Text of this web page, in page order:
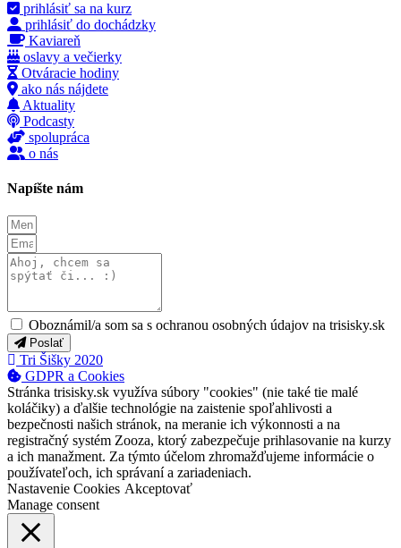
prihlásiť sa na kurz
prihlásiť do dochádzky
Kaviareň
oslavy a večierky
Otváracie hodiny
ako nás nájdete
Aktuality
Podcasty
spolupráca
o nás
Napíšte nám
Oboznámil/a som sa s ochranou osobných údajov na trisisky.sk
Poslať
Tri Šišky 2020
GDPR a Cookies
Stránka trisisky.sk využíva súbory "cookies" (nie také tie malé
koláčiky) a ďalšie technológie na zaistenie spoľahlivosti a
bezpečnosti našich stránok, na meranie ich výkonnosti a na
registračný systém Zooza, ktorý zabezpečuje prihlasovanie na kurzy
a ich manažment. Za týmto účelom zhromažďujeme informácie o
používateľoch, ich správaní a zariadeniach.
Nastavenie Cookies Akceptovať
Manage consent